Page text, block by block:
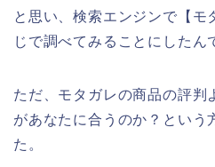
と思い、検索エンジンで【
じで調べてみることにしたん
ただ、モタガレの商品の評判
があなたに合うのか？という
た。